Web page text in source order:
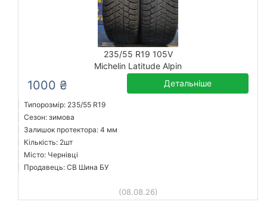
235/55 R19 105V
Michelin Latitude Alpin
1000 ₴ Детальніше
Типорозмір: 235/55 R19
Сезон: зимова
Залишок протектора: 4 мм
Кількість: 2шт
Місто: Чернівці
Продавець: СВ Шина БУ
(08.08.26)